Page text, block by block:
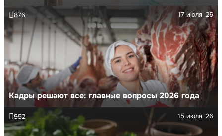
Кадры решают все: главные вопросы 2026 года
17 июля '26
876
15 июля '26
952